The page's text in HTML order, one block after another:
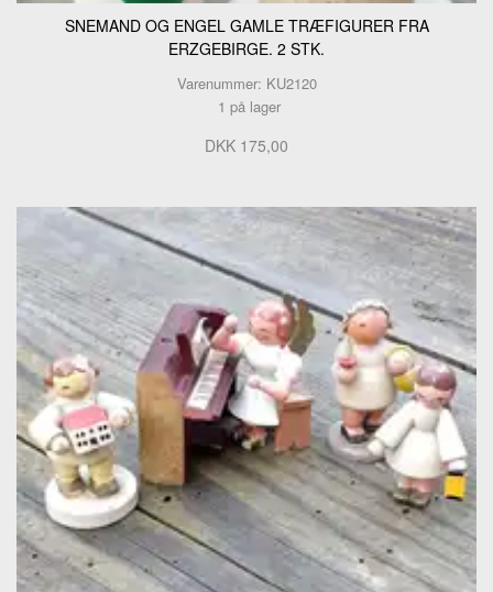
SNEMAND OG ENGEL GAMLE TRÆFIGURER FRA
ERZGEBIRGE. 2 STK.
Varenummer: KU2120
1 på lager
DKK 175,00